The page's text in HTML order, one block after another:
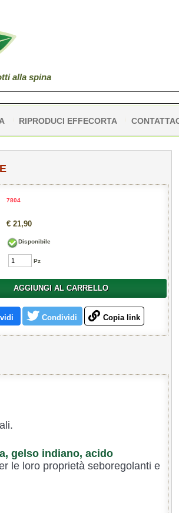
alla spina
RIPRODUCI EFFECORTA
7804
€ 21,90
Disponibile
Pz
AGGIUNGI AL CARRELLO
Condividi Copia link
gelso indiano, acido
le loro proprietà seboregolanti e